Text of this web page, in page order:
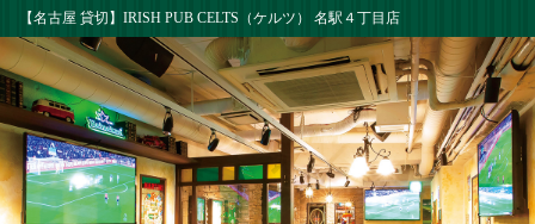
【名古屋 貸切】IRISH PUB CELTS（ケルツ） 名駅４丁目店